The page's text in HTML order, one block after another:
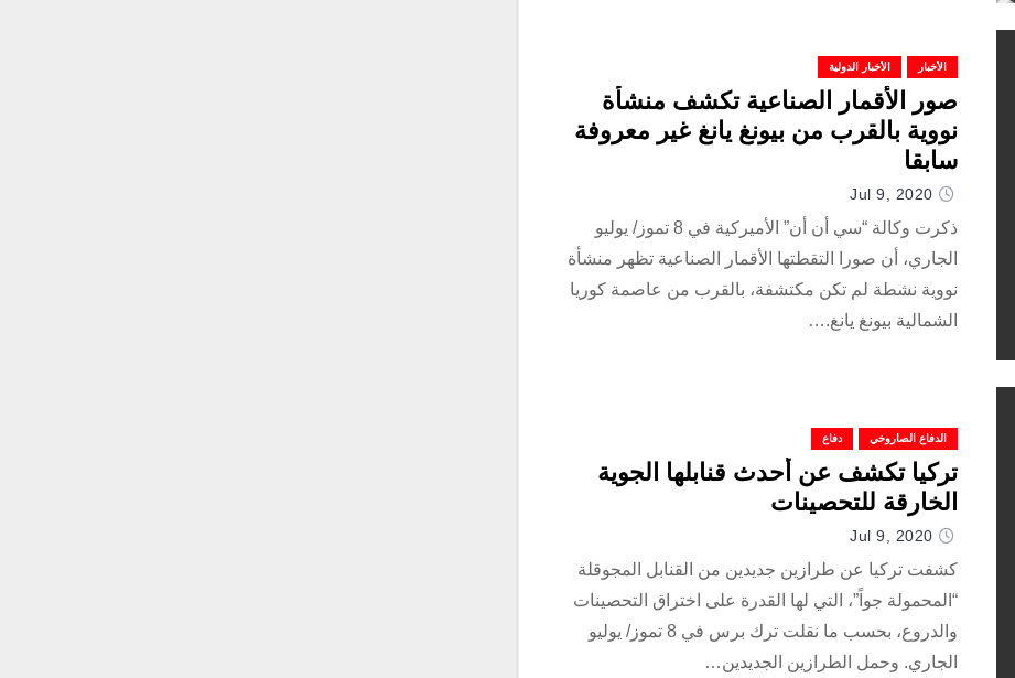
الأخبار الأخبار الدولية
صور الأقمار الصناعية تكشف منشأة
نووية بالقرب من بيونغ يانغ غير معروفة
سابقا
Jul 9, 2020
ذكرت وكالة “سي أن أن” الأميركية في 8 تموز/ يوليو
الجاري، أن صورا التقطتها الأقمار الصناعية تظهر منشأة
نووية نشطة لم تكن مكتشفة، بالقرب من عاصمة كوريا
الشمالية بيونغ يانغ.…
الدفاع الصاروخي دفاع
تركيا تكشف عن أحدث قنابلها الجوية
الخارقة للتحصينات
Jul 9, 2020
كشفت تركيا عن طرازين جديدين من القنابل المجوقلة
“المحمولة جواً”، التي لها القدرة على اختراق التحصينات
والدروع، بحسب ما نقلت ترك برس في 8 تموز/ يوليو
الجاري. وحمل الطرازين الجديدين…